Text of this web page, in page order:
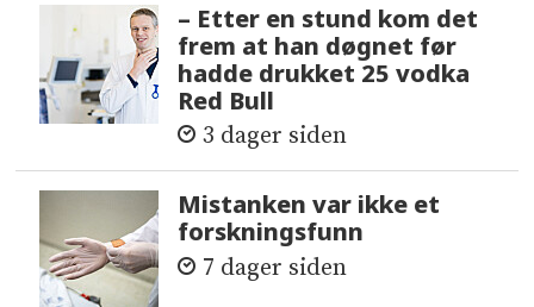
– Etter en stund kom det
frem at han døgnet før
hadde drukket 25 vodka
Red Bull
3 dager siden
Mistanken var ikke et
forskningsfunn
7 dager siden